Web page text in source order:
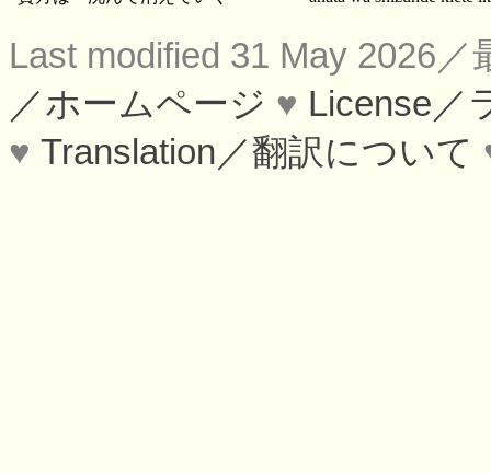
Last modified 31 May 2026
／ホームページ ♥ License／
♥ Translation／翻訳について